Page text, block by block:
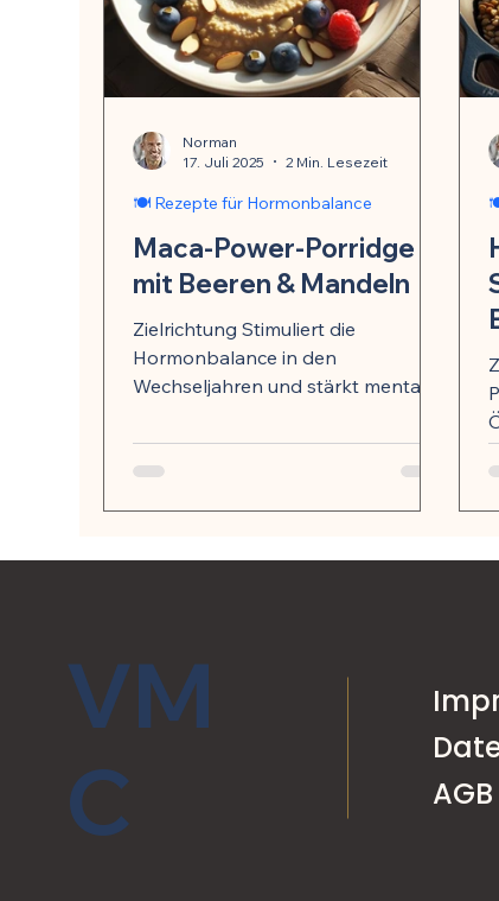
Maca-Power-Porridge
mit Beeren & Mandeln
Zielrichtung Stimuliert die
Hormonbalance in den
Wechseljahren und stärkt mentale
Ernährungstyp...
🍽️ Rezepte für Hormonbalance
Norman
17. Juli 2025
2 Min. Lesezeit
VM
C
AGB